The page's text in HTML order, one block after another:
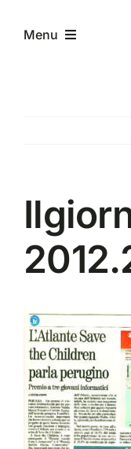
Menu
Servizi e Soluzioni
Settori
News